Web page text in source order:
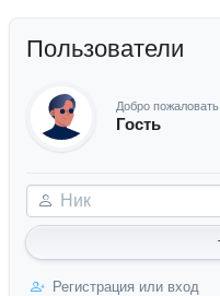
Пользователи
Добро пожаловать,
Гость
Ник
Регистрация или вход